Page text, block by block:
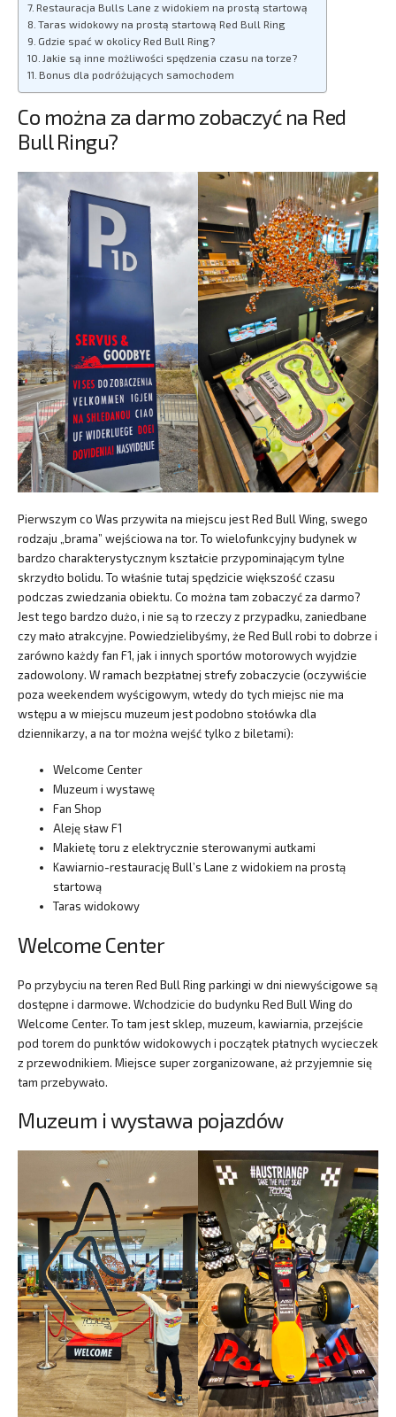
Restauracja Bulls Lane z widokiem na prostą startową
Taras widokowy na prostą startową Red Bull Ring
Gdzie spać w okolicy Red Bull Ring?
Jakie są inne możliwości spędzenia czasu na torze?
Bonus dla podróżujących samochodem
Co można za darmo zobaczyć na Red
Bull Ringu?
Pierwszym co Was przywita na miejscu jest Red Bull Wing, swego
rodzaju „brama” wejściowa na tor. To wielofunkcyjny budynek w
bardzo charakterystycznym kształcie przypominającym tylne
skrzydło bolidu. To właśnie tutaj spędzicie większość czasu
podczas zwiedzania obiektu. Co można tam zobaczyć za darmo?
Jest tego bardzo dużo, i nie są to rzeczy z przypadku, zaniedbane
czy mało atrakcyjne. Powiedzielibyśmy, że Red Bull robi to dobrze i
zarówno każdy fan F1, jak i innych sportów motorowych wyjdzie
zadowolony. W ramach bezpłatnej strefy zobaczycie (oczywiście
poza weekendem wyścigowym, wtedy do tych miejsc nie ma
wstępu a w miejscu muzeum jest podobno stołówka dla
dziennikarzy, a na tor można wejść tylko z biletami):
Welcome Center
Muzeum i wystawę
Fan Shop
Aleję sław F1
Makietę toru z elektrycznie sterowanymi autkami
Kawiarnio-restaurację Bull’s Lane z widokiem na prostą
startową
Taras widokowy
Welcome Center
Po przybyciu na teren Red Bull Ring parkingi w dni niewyścigowe są
dostępne i darmowe. Wchodzicie do budynku Red Bull Wing do
Welcome Center. To tam jest sklep, muzeum, kawiarnia, przejście
pod torem do punktów widokowych i początek płatnych wycieczek
z przewodnikiem. Miejsce super zorganizowane, aż przyjemnie się
tam przebywało.
Muzeum i wystawa pojazdów